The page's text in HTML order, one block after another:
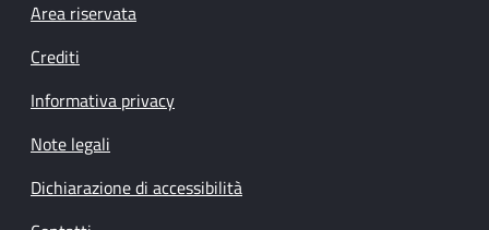
Footer menu
Area riservata
Crediti
Informativa privacy
Note legali
Dichiarazione di accessibilità